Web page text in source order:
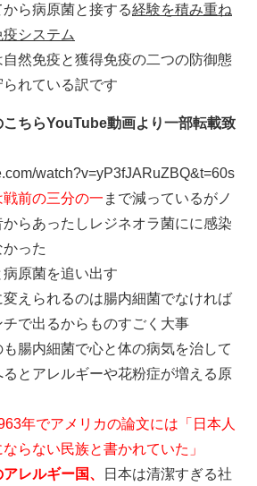
ら病原菌と接する経験を積み重ね
システム
然免疫と獲得免疫の二つの防御態
れている訳です
ちらYouTube動画より一部転載致
watch?v=yP3fJARuZBQ&t=60s
前の三分の一 まで減っているがノ
らあったしレジネオラ菌にに感染
った
原菌を追い出す
えられるのは腸内細菌でなければ
で出るからものすごく大事
腸内細菌で心と体の病気を治して
るとアレルギーや花粉症が増える原
年でアメリカの論文には「日本人
らない民族と書かれていた」
レルギー国、
日本は清潔すぎる社